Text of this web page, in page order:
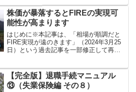
いて調べてみることにしました。具体的
には、退職後から...
株価が暴落するとFIREの実現可
能性が高まります
はじめに※本記事は、「相場が順調だと
FIRE実現が遠のきます」（2024年3月25
日）という過去記事を一部修正して再掲
したものではありません。投資は自己責
任でお願いしま...
【完全版】退職手続マニュアル
⑬（失業保険編 その８）